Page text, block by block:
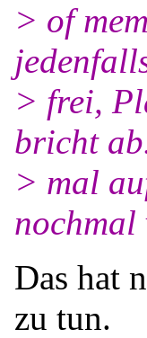
> of
> frei,
bricht
> mal
nochmal
Das hat
zu tun.